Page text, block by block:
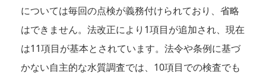
については毎回の点検が義務付けられており、省略
はできません。法改正により1項目が追加され、現在
は11項目が基本とされています。法令や条例に基づ
かない自主的な水質調査では、10項目での検査でも